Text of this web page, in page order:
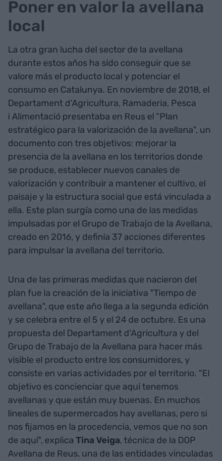
Poner en valor la avellana
local
La otra gran lucha del sector de la avellana
durante estos años ha sido conseguir que se
valore más el producto local y potenciar el
consumo en Catalunya. En noviembre de 2018, el
Departament d'Agricultura, Ramaderia, Pesca
i Alimentació presentaba en Reus el "Plan
estratégico para la valorización de la avellana", un
documento con tres objetivos: mejorar la
presencia de la avellana en los territorios donde
se produce, establecer nuevos canales de
valorización y contribuir a mantener el cultivo, el
paisaje y la estructura social que está vinculada a
ella. Este plan surgía como una de las medidas
impulsadas por el Grupo de Trabajo de la Avellana,
creado en 2016, y definía 37 acciones diferentes
para impulsar la avellana del territorio.
Una de las primeras medidas que nacieron del
plan fue la creación de la iniciativa "Tiempo de
avellana", que este año llega a la segunda edición
y se celebra entre el 5 y el 24 de octubre. Es una
propuesta del Departament d'Agricultura y del
Grupo de Trabajo de la Avellana para hacer más
visible el producto entre los consumidores, y
consiste en varias actividades por el territorio. "El
objetivo es concienciar que aquí tenemos
avellanas y que están muy buenas. En muchos
lineales de supermercados hay avellanas, pero si
nos fijamos en la procedencia, vemos que no son
de aquí", explica Tina Veiga, técnica de la DOP
Avellana de Reus, una de las entidades vinculadas